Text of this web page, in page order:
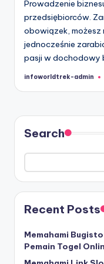
Prowadzenie
przedsiębiorców.
obowiązek, możesz
jednocześnie
pasji w dochodowy
Posted
infoworldtrek-admin
Search
Recent Posts
Memahami
Pemain Togel